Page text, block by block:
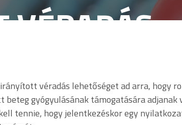
VÉRADÁS
véradás lehetőséget ad arra, hogy
beteg gyógyulásának támogatására adjanak
tennie, hogy jelentkezéskor egy